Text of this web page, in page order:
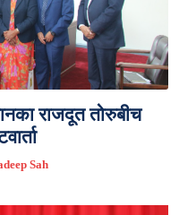
राजदूत तोरुबीच
Sah